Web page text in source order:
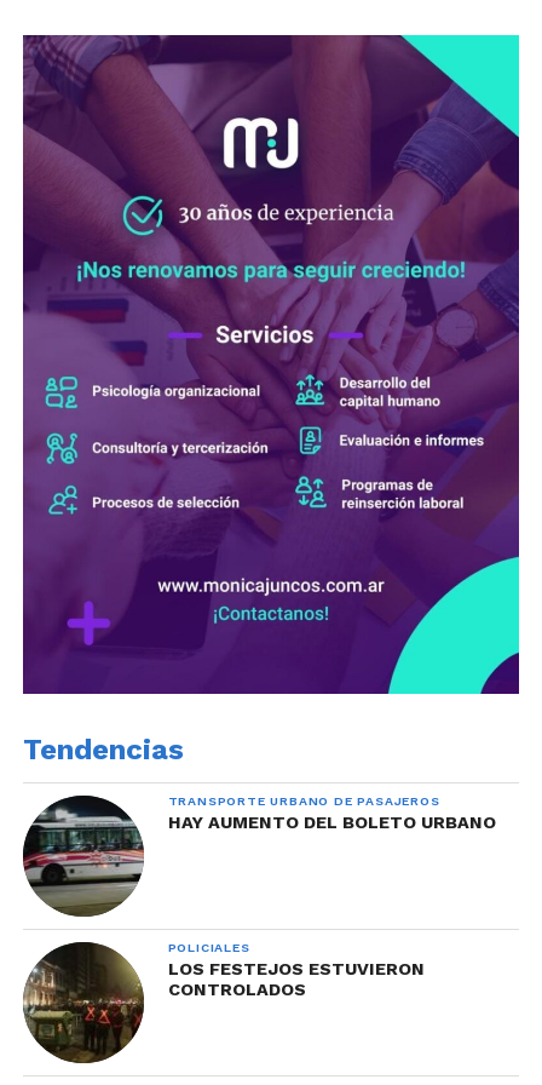
Tendencias
TRANSPORTE URBANO DE PASAJEROS
HAY AUMENTO DEL BOLETO URBANO
POLICIALES
LOS FESTEJOS ESTUVIERON
CONTROLADOS